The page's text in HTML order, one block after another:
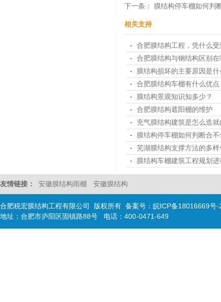
下一条： 膜结构停车棚如何判
相关支持
合肥膜结构工程，凭什么
合肥膜结构与钢结构区别
膜结构损坏的主要原因是什
合肥膜结构车棚有什么优点
膜结构景观知识知多少？
合肥膜结构遮阳棚的维护
充气膜结构建筑是怎么造就
膜结构停车棚如何判断合
芜湖膜结构支撑方法的多样
膜结构车棚建筑工程规划
友情链接： 安徽膜结构雨棚 安徽膜结构
合肥税宏膜结构工程有限公司 版权所有 备案号： 皖ICP备18016669号-
地址：合肥市庐阳区固镇路88号 电话：400-0471-649